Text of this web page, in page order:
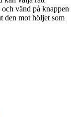
vänd på knappen
den mot höljet som